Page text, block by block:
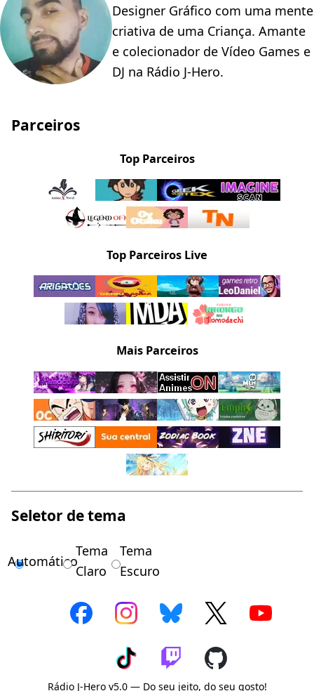
Designer Gráfico com uma mente
criativa de uma Criança. Amante
e colecionador de Vídeo Games e
DJ na Rádio J-Hero.
Parceiros
Top Parceiros
Top Parceiros Live
Mais Parceiros
Seletor de tema
Automático
Tema
Claro
Tema
Escuro
Rádio J-Hero v5.0 — Do seu jeito, do seu gosto!